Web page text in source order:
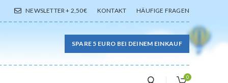
NEWSLETTER + 2,50€ KONTAKT HÄUFIGE FRAGEN
SPARE 5 EURO BEI DEINEM EINKAUF
0